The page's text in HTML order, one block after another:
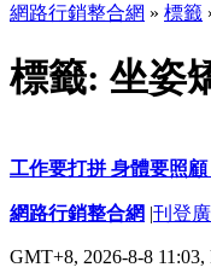
網路行銷整合網 » 標籤
標籤: 坐姿
工作要打拼 身體要照
網路行銷整合網 |刊登
GMT+8, 2026-8-8 11:03,